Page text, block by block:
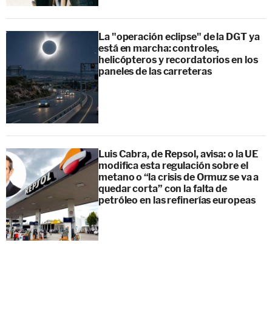
La "operación eclipse" de la DGT ya
está en marcha: controles,
helicópteros y recordatorios en los
paneles de las carreteras
Luis Cabra, de Repsol, avisa: o la UE
modifica esta regulación sobre el
metano o “la crisis de Ormuz se va a
quedar corta” con la falta de
petróleo en las refinerías europeas